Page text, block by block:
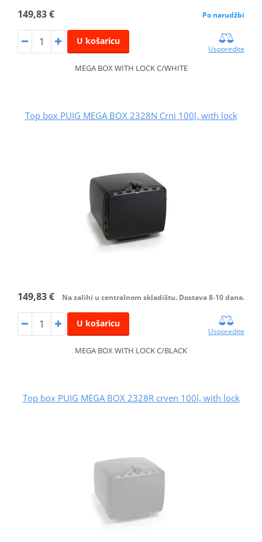
149,83 € Po narudžbi
U košaricu
Usporedite
MEGA BOX WITH LOCK C/WHITE
Top box PUIG MEGA BOX 2328N Crni 100l, with lock
149,83 € Na zalihi u centralnom skladištu. Dostava 8-10 dana.
U košaricu
Usporedite
MEGA BOX WITH LOCK C/BLACK
Top box PUIG MEGA BOX 2328R crven 100l, with lock